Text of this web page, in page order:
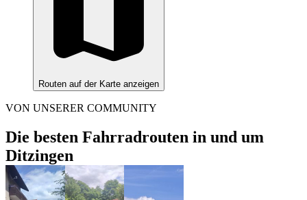
Routen auf der Karte anzeigen
VON UNSERER COMMUNITY
Die besten Fahrradrouten in und um
Ditzingen